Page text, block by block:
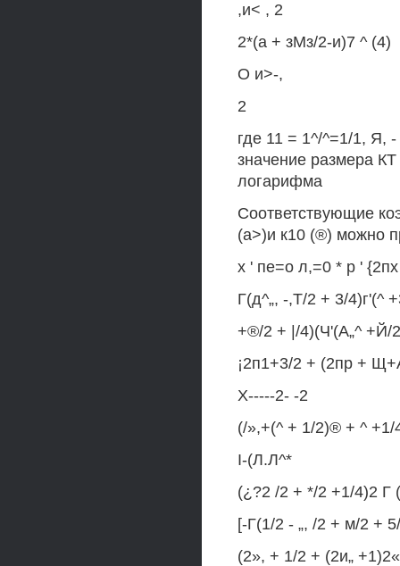
,и< , 2
2*(а + зМз/2-и)7 ^ (4)
О и>-,
2
где 11 = 1^/^=1/1, Я,
значение размера
логарифма
Соответствующие
(а>)и к10 (®) можно
х ' пе=о л,=0 * р '
Г(д^„, -,Т/2 + 3/4)г'(^
+®/2 + |/4)(Ч'(А„^ +Й/
¡2п1+3/2 + (2пр +
X-----2- -2
(/»,+(^ + 1/2)® + ^ +1/
I-(Л.Л^*
(¿?2 /2 + */2 +1/4)2 Г
[-Г(1/2 - „, /2 + м/2 +
(2», + 1/2 + (2и„